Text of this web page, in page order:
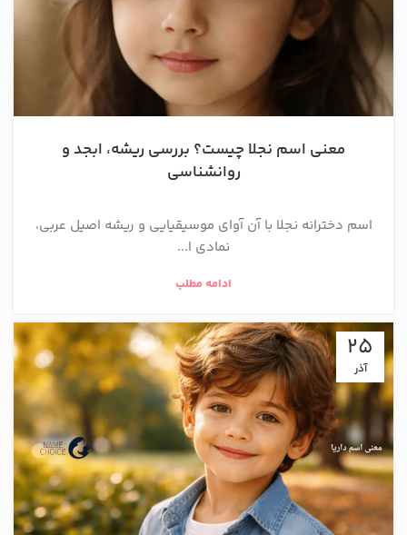
معنی اسم نجلا چیست؟ بررسی ریشه، ابجد و
روانشناسی
اسم دخترانه نجلا با آن آوای موسیقیایی و ریشه اصیل عربی،
نمادی ا...
ادامه مطلب
25
آذر